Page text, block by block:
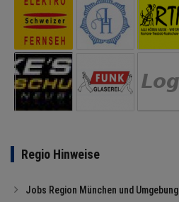
Regio Hinweise
Jobs Region München und Umgebung